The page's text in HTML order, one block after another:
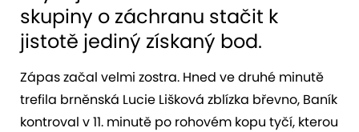
skupiny o záchranu stačit k
jistotě jediný získaný bod.
Zápas začal velmi zostra. Hned ve druhé minutě
trefila brněnská Lucie Lišková zblízka břevno, Baník
kontroval v 11. minutě po rohovém kopu tyčí, kterou